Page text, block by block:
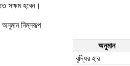
সক্ষম হবেন।
অনুমান নিম্নরূপ
অনুমান
বৃদ্ধির হার